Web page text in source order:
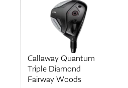
Callaway Quantum
Triple Diamond
Fairway Woods